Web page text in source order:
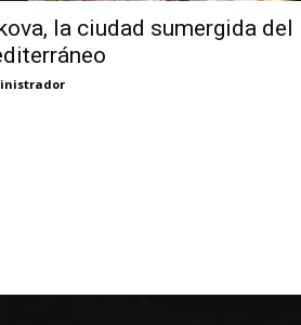
la ciudad sumergida del